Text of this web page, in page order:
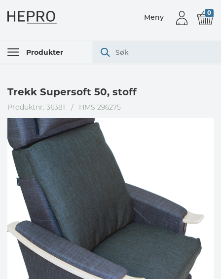
Produkter
Meny
0
Trekk Supersoft 50, stoff
Produktnr: 36381 / HMS 296275